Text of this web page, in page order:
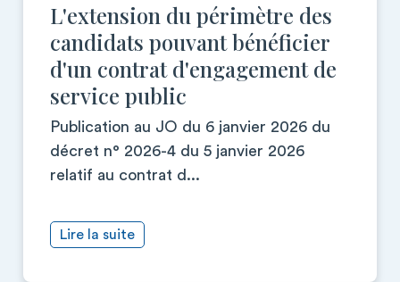
L'extension du périmètre des
candidats pouvant bénéficier
d'un contrat d'engagement de
service public
Publication au JO du 6 janvier 2026 du
décret n° 2026-4 du 5 janvier 2026
relatif au contrat d...
Lire la suite